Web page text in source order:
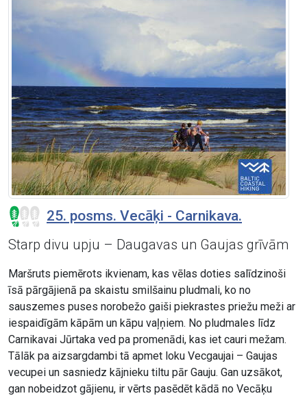
25. posms. Vecāķi - Carnikava.
Starp divu upju – Daugavas un Gaujas grīvām
Maršruts piemērots ikvienam, kas vēlas doties salīdzinoši
īsā pārgājienā pa skaistu smilšainu pludmali, ko no
sauszemes puses norobežo gaiši piekrastes priežu meži ar
iespaidīgām kāpām un kāpu vaļņiem. No pludmales līdz
Carnikavai Jūrtaka ved pa promenādi, kas iet cauri mežam.
Tālāk pa aizsargdambi tā apmet loku Vecgaujai – Gaujas
vecupei un sasniedz kājnieku tiltu pār Gauju. Gan uzsākot,
gan nobeidzot gājienu, ir vērts pasēdēt kādā no Vecāķu